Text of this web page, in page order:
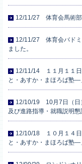
12/11/27 体育会馬術部
12/11/27 体育会バドミ
ました。
12/11/14 １１月１１日
と・あすか・まほろば塾―
12/10/19 10月7日（日
及び進路指導・就職説明懇
12/10/18 １０月１４日
と・あすか・まほろば塾―